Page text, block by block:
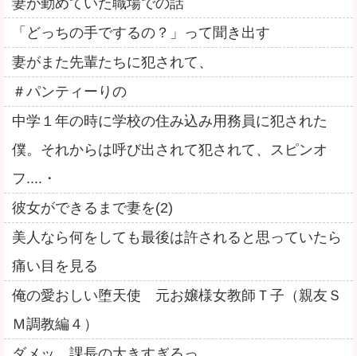
妻が勤めていた職場での話
「どっちの手でするの？」って聞き出す
妻がまた先輩たちに犯されて、
＃パンティーりの
中学１年の時に学校の住み込み用務員に犯された
僕。それからは呼び出されて犯されて、スピンオ
フ....・
彼女ができるまで妻を(2)
美人なら何をしても最後は許されると思っていたら
痛い目を見る
俺の愛おしい堕天使 元お嬢様女教師Ｔ子（親友Ｓ
Ｍ調教編４）